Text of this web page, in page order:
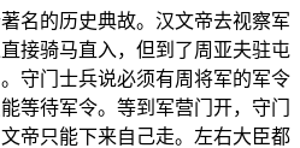
名的历史典故。汉文帝去视察军
接骑马直入，但到了周亚夫驻屯
守门士兵说必须有周将军的军令
等待军令。等到军营门开，守门
帝只能下来自己走。左右大臣都